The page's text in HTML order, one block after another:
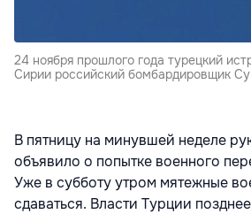
24 ноября прошлого года турецкий
Сирии российский бомбардировщик
В пятницу на минувшей неделе
объявило о попытке военного
Уже в субботу утром мятежные
сдаваться. Власти Турции